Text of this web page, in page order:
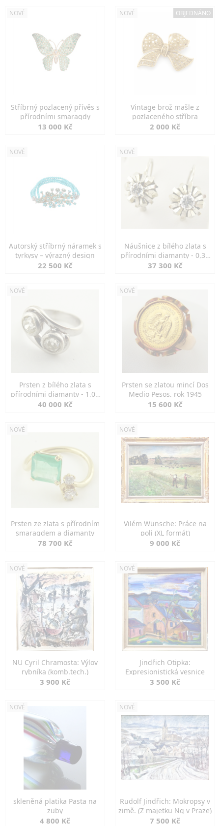
NOVÉ
Stříbrný pozlacený přívěs s
přírodními smaragdy
13 000 Kč
NOVÉ OBJEDNÁNO
Vintage brož mašle z
pozlaceného stříbra
2 000 Kč
NOVÉ
Autorský stříbrný náramek s
tyrkysy – výrazný design
22 500 Kč
NOVÉ
Náušnice z bílého zlata s
přírodními diamanty - 0,30
ct
37 300 Kč
NOVÉ
Prsten z bílého zlata s
přírodními diamanty - 1,00
ct
40 000 Kč
NOVÉ
Prsten se zlatou mincí Dos
Medio Pesos, rok 1945
15 600 Kč
NOVÉ
Prsten ze zlata s přírodním
smaragdem a diamanty
78 700 Kč
NOVÉ
Vilém Wünsche: Práce na
poli (XL formát)
9 000 Kč
NOVÉ
NU Cyril Chramosta: Výlov
rybníka (komb.tech.)
3 900 Kč
NOVÉ
Jindřich Otipka:
Expresionistická vesnice
3 500 Kč
NOVÉ
skleněná platika Pasta na
zuby
4 800 Kč
NOVÉ
Rudolf Jindřich: Mokropsy v
zimě. (Z majetku Ng v Praze)
7 500 Kč